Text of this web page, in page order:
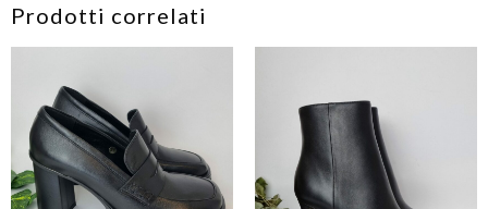
Prodotti correlati